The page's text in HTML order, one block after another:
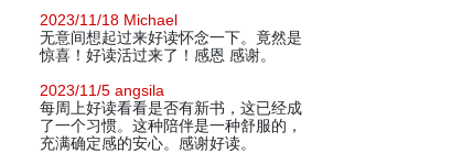
2023/11/18 Michael
无意间想起过来好读怀念一下。竟然是
惊喜！好读活过来了！感恩 感谢。
2023/11/5 angsila
每周上好读看看是否有新书，这已经成
了一个习惯。这种陪伴是一种舒服的，
充满确定感的安心。感谢好读。